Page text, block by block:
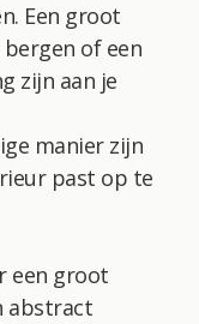
Een groot
of een
zijn aan je
manier zijn
past op te
een groot
abstract